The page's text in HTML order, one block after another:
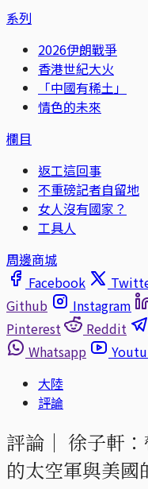
系列
2026伊朗戰爭
香港世紀大火
「中國有稀土」
情色的未來
欄目
返工這回事
不重磅記者自留地
女人沒有國家？
工具人
周邊商城
Facebook
Github
Instagram
Pinterest
Reddit
Whatsapp
大陸
評論
評論｜ 徐子軒
的太空軍與美國